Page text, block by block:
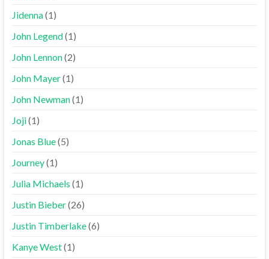
Jidenna(1)
John Legend(1)
John Lennon(2)
John Mayer(1)
John Newman(1)
Joji(1)
Jonas Blue(5)
Journey(1)
Julia Michaels (1)
Justin Bieber(26)
Justin Timberlake(6)
Kanye West(1)